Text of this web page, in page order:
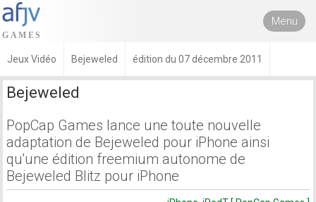
Menu
Jeux Vidéo Bejeweled édition du 07 décembre 2011
Bejeweled
PopCap Games lance une toute nouvelle
adaptation de Bejeweled pour iPhone ainsi
qu'une édition freemium autonome de
Bejeweled Blitz pour iPhone